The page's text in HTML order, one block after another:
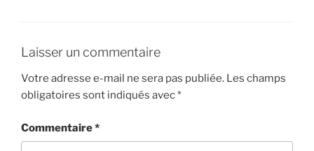
Laisser un commentaire
Votre adresse e-mail ne sera pas publiée. Les champs
obligatoires sont indiqués avec*
Commentaire*